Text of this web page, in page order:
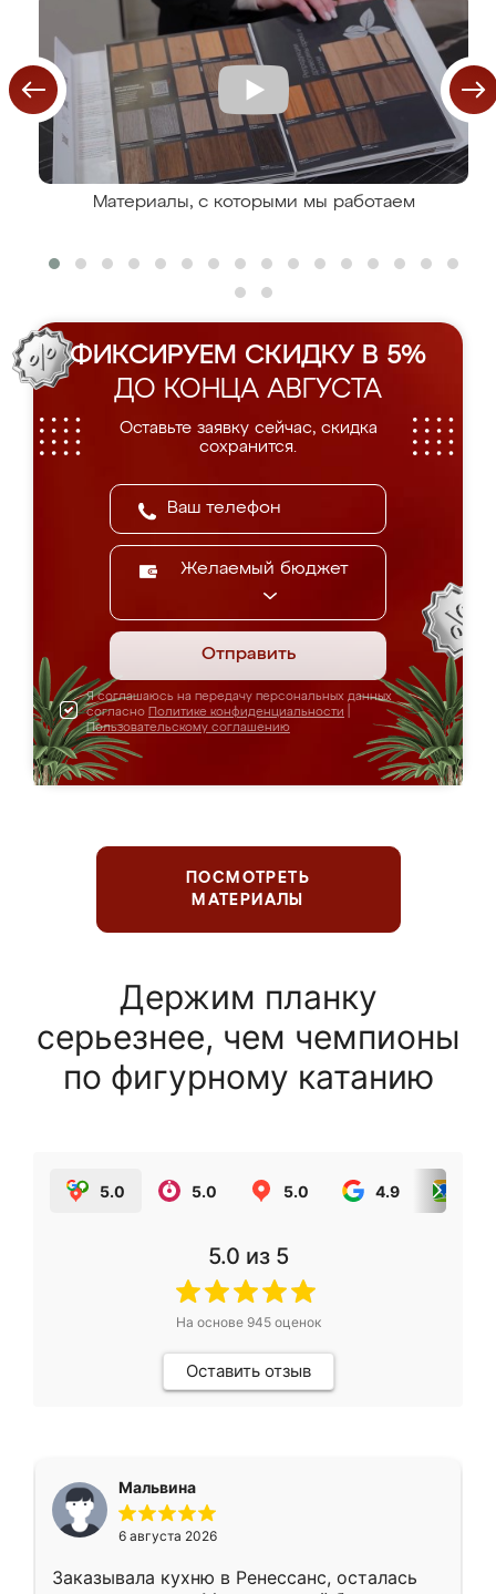
Материалы, с которыми мы работаем
ФИКСИРУЕМ СКИДКУ В 5%
ДО КОНЦА АВГУСТА
Оставьте заявку сейчас, скидка
сохранится.
Желаемый бюджет
Отправить
Я соглашаюсь на передачу персональных данных
согласно Политике конфиденциальности
Пользовательскому соглашению
ПОСМОТРЕТЬ
МАТЕРИАЛЫ
Держим планку
серьезнее, чем чемпионы
по фигурному катанию
5.0 5.0 5.0 4.9
5.0 из 5
На основе 945оценок
Оставить отзыв
Мальвина
6 августа 2026
Заказывала кухню в Ренессанс, осталась